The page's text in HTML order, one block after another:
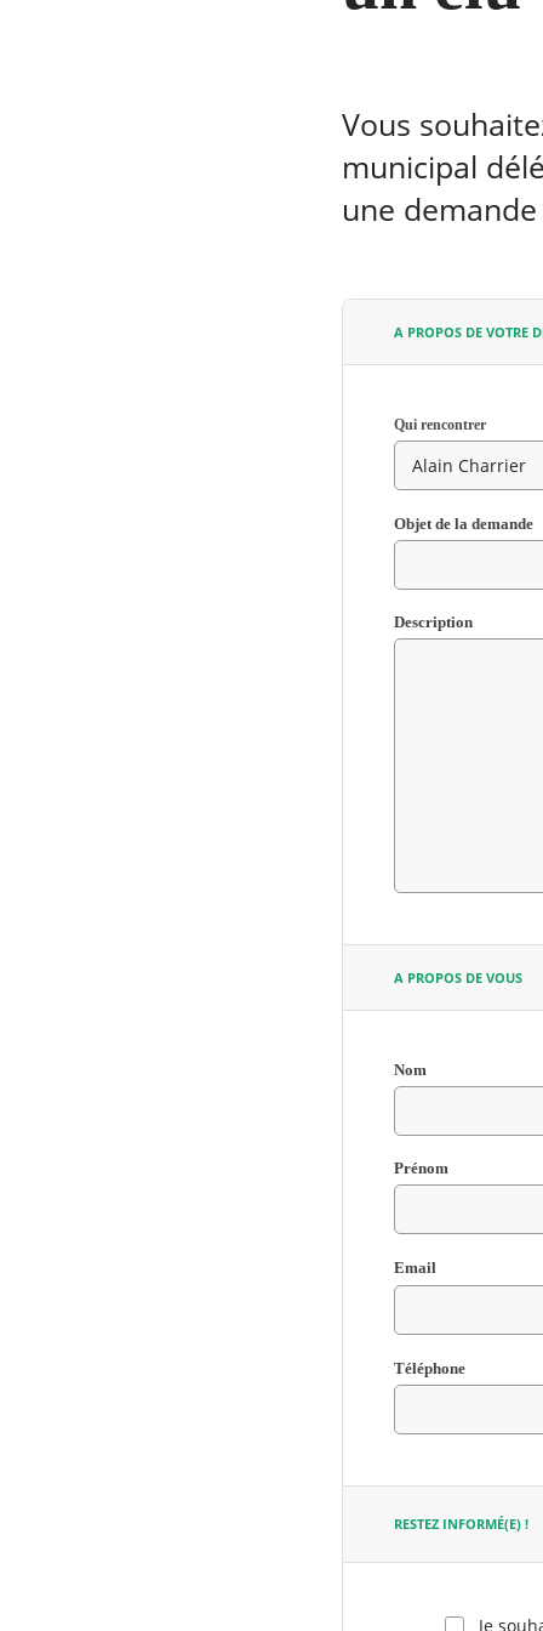
Vous
municipal
une
A PROPOS DE VOTRE
Qui rencontrer
requis
Objet de la demande
Description
A PROPOS DE VOUS
Nom
requis
Prénom
Email
requis
Téléphone
RESTEZ INFORMÉ(E) !
Je